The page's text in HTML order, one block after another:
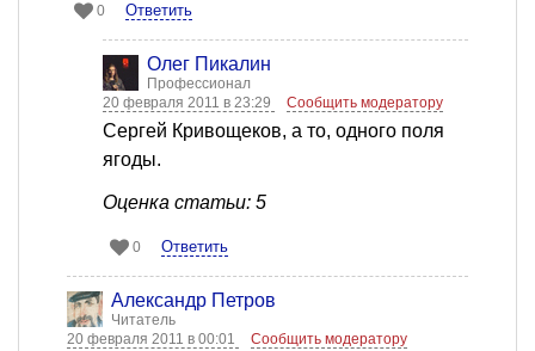
0 Ответить
Олег Пикалин
Профессионал
20 февраля 2011 в 23:29
Сообщить модератору
Сергей Кривощеков, а то, одного поля
ягоды.
Оценка статьи: 5
0 Ответить
Александр Петров
Читатель
20 февраля 2011 в 00:01
Сообщить модератору